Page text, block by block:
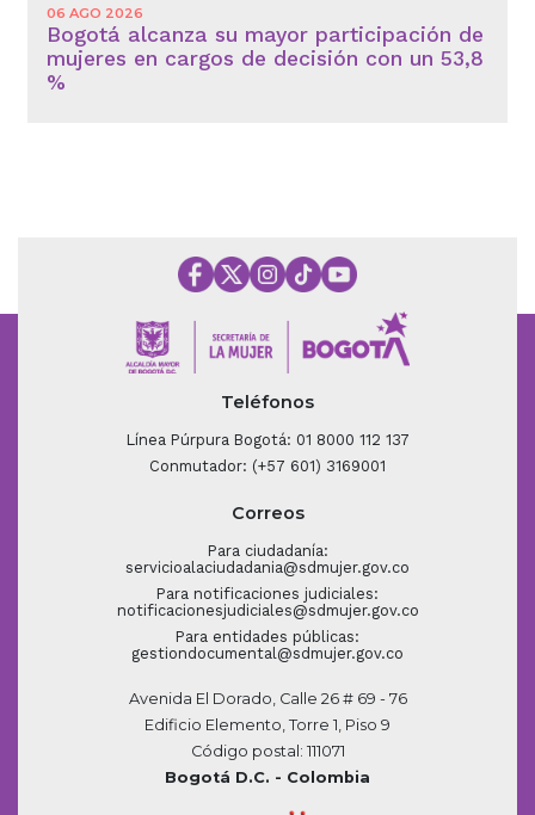
06 AGO 2026
Bogotá alcanza su mayor participación de
mujeres en cargos de decisión con un 53,8
%
Teléfonos
Línea Púrpura Bogotá: 01 8000 112 137
Conmutador: (+57 601) 3169001
Correos
Para ciudadanía:
servicioalaciudadania@sdmujer.gov.co
Para notificaciones judiciales:
notificacionesjudiciales@sdmujer.gov.co
Para entidades públicas:
gestiondocumental@sdmujer.gov.co
Avenida El Dorado, Calle 26 # 69 - 76
Edificio Elemento, Torre 1, Piso 9
Código postal: 111071
Bogotá D.C. - Colombia